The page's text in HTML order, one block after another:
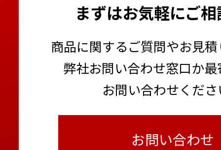
まずはお気軽にご
商品に関するご質問やお見
弊社お問い合わせ窓口か
お問い合わせくだ
お問い合わせ